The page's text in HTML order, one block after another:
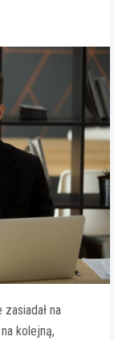
na
kolejną,